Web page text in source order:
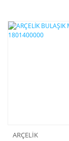
ARÇELİK